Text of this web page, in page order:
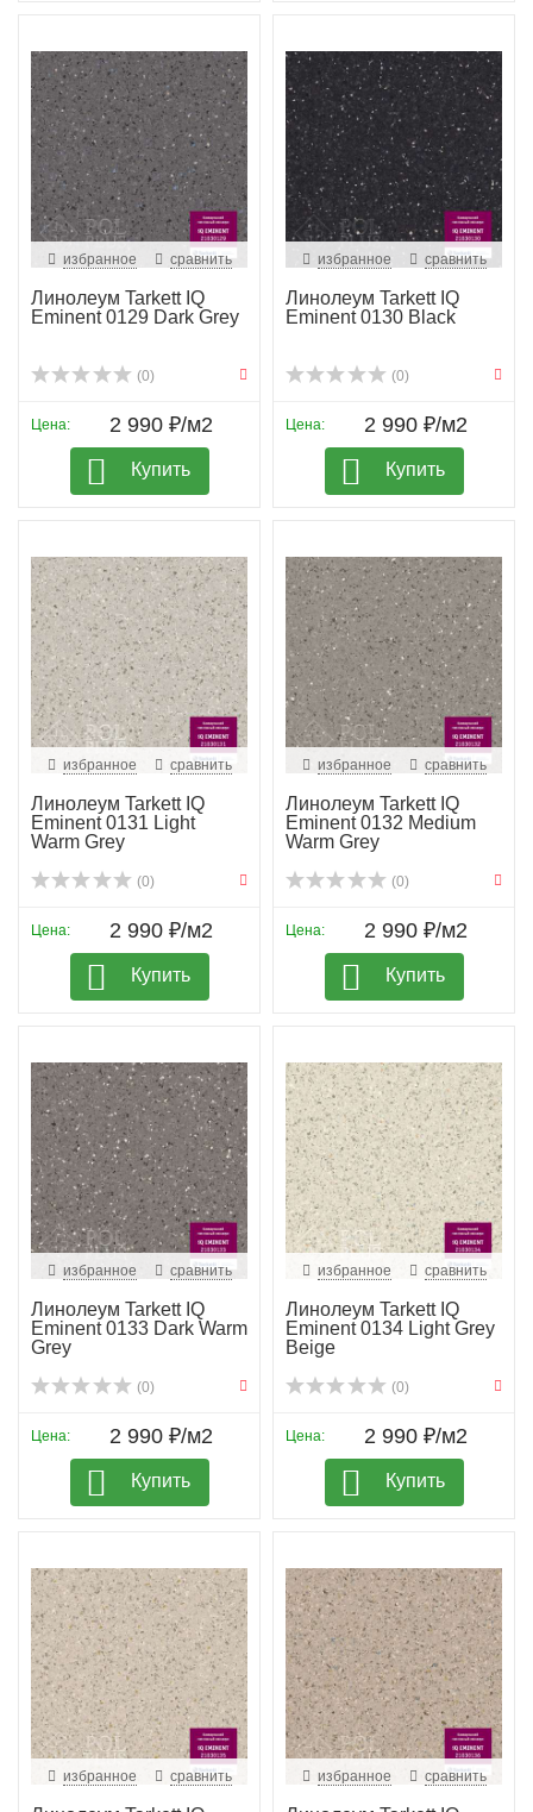
избранное сравнить
Линолеум Tarkett IQ
Eminent 0129 Dark Grey
(0)
Цена: 2 990 ₽/м2
Купить
избранное сравнить
Линолеум Tarkett IQ
Eminent 0130 Black
(0)
Цена: 2 990 ₽/м2
Купить
избранное сравнить
Линолеум Tarkett IQ
Eminent 0131 Light
Warm Grey
(0)
Цена: 2 990 ₽/м2
Купить
избранное сравнить
Линолеум Tarkett IQ
Eminent 0132 Medium
Warm Grey
(0)
Цена: 2 990 ₽/м2
Купить
избранное сравнить
Линолеум Tarkett IQ
Eminent 0133 Dark Warm
Grey
(0)
Цена: 2 990 ₽/м2
Купить
избранное сравнить
Линолеум Tarkett IQ
Eminent 0134 Light Grey
Beige
(0)
Цена: 2 990 ₽/м2
Купить
избранное сравнить избранное сравнить